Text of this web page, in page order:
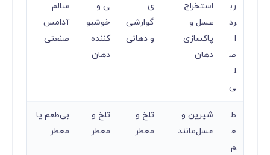
رب
رد
ا
ص
ل
ی
استخراج
عسل و
پاکسازی
دهان
ی
گوارشی
و دهانی
ی و
خوشبو
کننده
دهان
سالم
آدامس
صنعتی
ط
ع
م
شیرین و
عسل‌مانند
تلخ و
معطر
تلخ و
معطر
بی‌طعم یا
معطر